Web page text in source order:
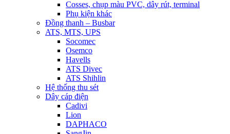
Cosses, chụp màu PVC, dây rút, terminal
Phụ kiện khác
Đồng thanh – Busbar
ATS, MTS, UPS
Socomec
Osemco
Havells
ATS Divec
ATS Shihlin
Hệ thống thu sét
Dây cáp điện
Cadivi
Lion
DAPHACO